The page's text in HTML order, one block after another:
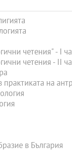
четения" - І
четения - ІІ
на
в България